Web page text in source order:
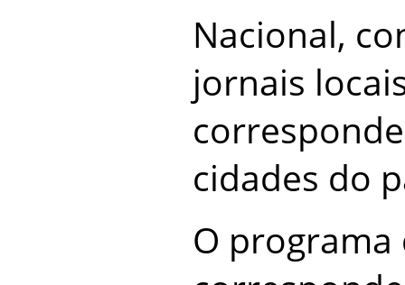
Nacional,
jornais
cidades do
O programa